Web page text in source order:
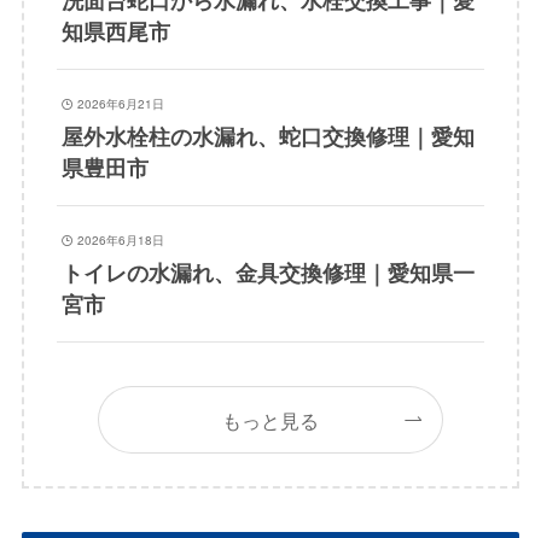
知県西尾市
2026年6月21日
屋外水栓柱の水漏れ、蛇口交換修理｜愛知
県豊田市
2026年6月18日
トイレの水漏れ、金具交換修理｜愛知県一
宮市
もっと見る